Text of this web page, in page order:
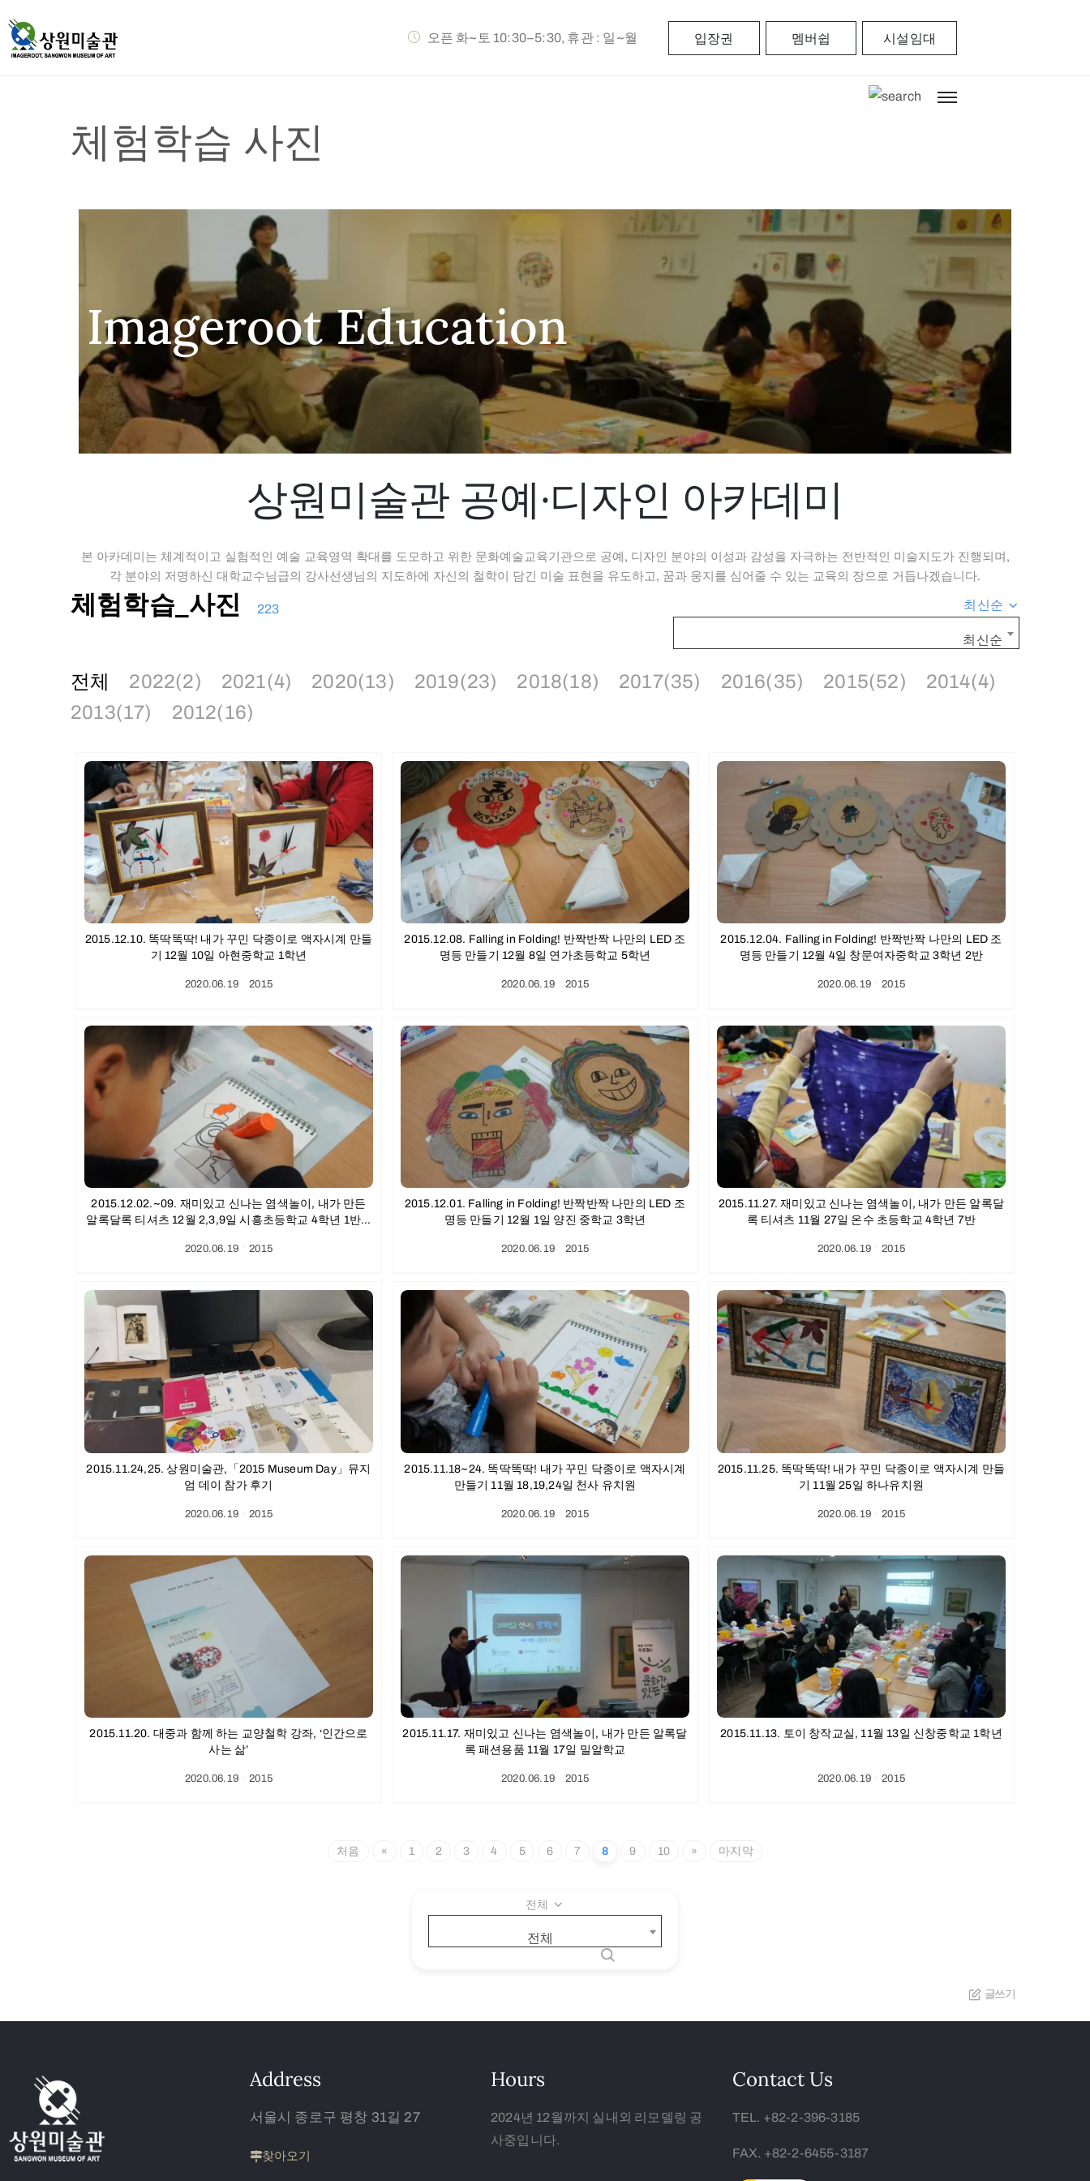
오픈 화~토 10:30–5:30, 휴관 : 일~월 입장권 멤버쉽 시설임대
체험학습 사진
Imageroot Education
상원미술관 공예·디자인 아카데미
본 아카데미는 체계적이고 실험적인 예술 교육영역 확대를 도모하고 위한 문화예술교육기관으로 공예, 디자인 분야의 이성과 감성을 자극하는 전반적인 미술지도가 진행되며,
각 분야의 저명하신 대학교수님급의 강사선생님의 지도하에 자신의 철학이 담긴 미술 표현을 유도하고, 꿈과 웅지를 심어줄 수 있는 교육의 장으로 거듭나겠습니다.
체험학습_사진 223 최신순
최신순
전체 2022(2) 2021(4) 2020(13) 2019(23) 2018(18) 2017(35) 2016(35) 2015(52)
2014(4)
2013(17)
2012(16)
2015.12.10. 똑딱똑딱! 내가 꾸민 닥종이로 액자시계 만들
기 12월 10일 아현중학교 1학년
2020.06.19ㆍ2015
2015.12.08. Falling in Folding! 반짝반짝 나만의 LED 조
명등 만들기 12월 8일 연가초등학교 5학년
2020.06.19ㆍ2015
2015.12.04. Falling in Folding! 반짝반짝 나만의 LED 조
명등 만들기 12월 4일 창문여자중학교 3학년 2반
2020.06.19ㆍ2015
2015.12.02.~09. 재미있고 신나는 염색놀이, 내가 만든
알록달록 티셔츠 12월 2,3,9일 시흥초등학교 4학년 1반,2
2020.06.19ㆍ2015
2015.12.01. Falling in Folding! 반짝반짝 나만의 LED 조
명등 만들기 12월 1일 양진 중학교 3학년
2020.06.19ㆍ2015
2015.11.27. 재미있고 신나는 염색놀이, 내가 만든 알록달
록 티셔츠 11월 27일 온수 초등학교 4학년 7반
2020.06.19ㆍ2015
2015.11.24,25. 상원미술관,「2015 Museum Day」뮤지
엄 데이 참가 후기
2020.06.19ㆍ2015
2015.11.18~24. 똑딱똑딱! 내가 꾸민 닥종이로 액자시계
만들기 11월 18,19,24일 천사 유치원
2020.06.19ㆍ2015
2015.11.25. 똑딱똑딱! 내가 꾸민 닥종이로 액자시계 만들
기 11월 25일 하나유치원
2020.06.19ㆍ2015
2015.11.20. 대중과 함께 하는 교양철학 강좌, ‘인간으로
사는 삶’
2020.06.19ㆍ2015
2015.11.17. 재미있고 신나는 염색놀이, 내가 만든 알록달
록 패션용품 11월 17일 밀알학교
2020.06.19ㆍ2015
2015.11.13. 토이 창작교실, 11월 13일 신창중학교 1학년
2020.06.19ㆍ2015
처음 « 1 2 3 4 5 6 7 8 9 10 » 마지막
전체
전체
글쓰기
Address
서울시 종로구 평창 31길 27
찾아오기
Hours
2024년 12월까지 실내외 리모델링 공
사중입니다.
Contact Us
TEL. +82-2-396-3185
FAX. +82-2-6455-3187